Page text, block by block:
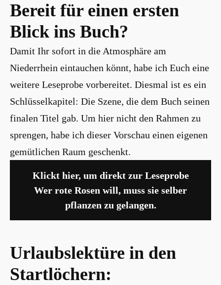
Bereit für einen ersten
Blick ins Buch?
Damit Ihr sofort in die Atmosphäre am
Niederrhein eintauchen könnt, habe ich Euch eine
weitere Leseprobe vorbereitet. Diesmal ist es ein
Schlüsselkapitel: Die Szene, die dem Buch seinen
finalen Titel gab. Um hier nicht den Rahmen zu
sprengen, habe ich dieser Vorschau einen eigenen
gemütlichen Raum geschenkt.
Klickt hier, um direkt zur Leseprobe
Wer rote Rosen will, muss sie selber
pflanzen zu gelangen.
Urlaubslektüre in den
Startlöchern: